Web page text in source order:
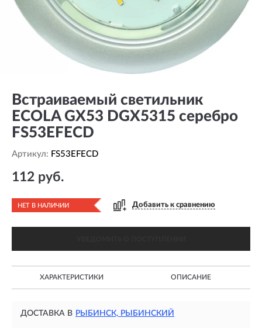
Встраиваемый светильник
ECOLA GX53 DGX5315 серебро
FS53EFECD
Артикул: FS53EFECD
112 руб.
НЕТ В НАЛИЧИИ Добавить к сравнению
ХАРАКТЕРИСТИКИ ОПИСАНИЕ
ДОСТАВКА В РЫБИНСК, РЫБИНСКИЙ